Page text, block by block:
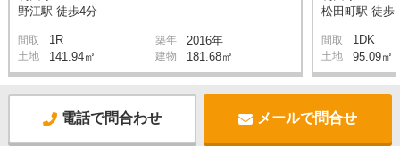
野江駅 徒歩4分
間取 1R 築年 2016年
土地 141.94㎡ 建物 181.68㎡
松田町駅 徒歩
間取 1DK
土地 95.09㎡
電話で問合わせ メールで問合せ